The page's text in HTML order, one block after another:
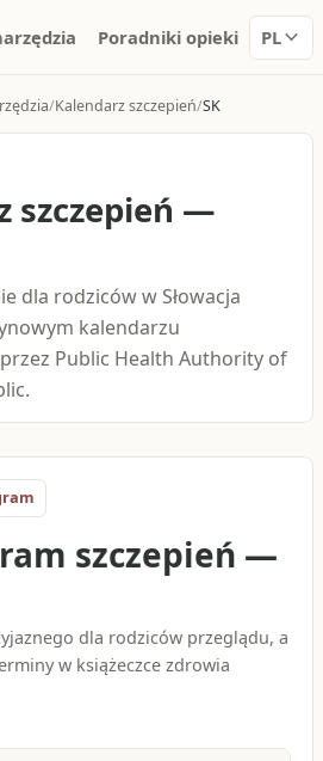
Poradniki opieki PL
Kalendarz szczepień SK
szczepień —
dla rodziców w Słowacja
kalendarzu
Public Health Authority of
szczepień —
dla rodziców przeglądu, a
w książeczce zdrowia